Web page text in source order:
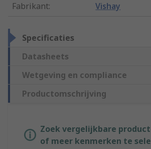
Fabrikant: Vishay
Specificaties
Datasheets
Wetgeving en compliance
Productomschrijving
Zoek vergelijkbare
of meer kenmerken te